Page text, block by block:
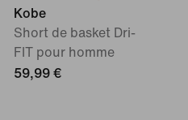
Kobe
Short de basket Dri-
FIT pour homme
59,99 €